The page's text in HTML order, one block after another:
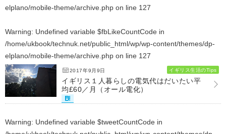
elplano/mobile-theme/archive.php on line 127
Warning: Undefined variable $fbLikeCountCode in
/home/ukbook/technuk.net/public_html/wp/wp-content/themes/dp-
elplano/mobile-theme/archive.php on line 127
2017年9月9日 イギリス生活のTips
イギリス１人暮らしの電気代はだいたい平
均£60／月（オール電化）
Warning: Undefined variable $tweetCountCode in